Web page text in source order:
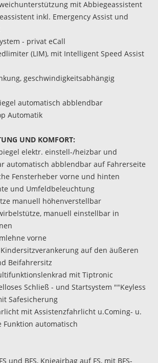
mit Abbiegeassistent
inkl. Emergency Assist und
- privat eCall
(LIM), mit Intelligent Speed Assist
geschwindigkeitsabhängig
automatisch abblendbar
Automatik
UND KOMFORT:
elektr. einstell-/heizbar und
automatisch abblendbar auf Fahrerseite
Fensterheber vorne und hinten
und Umfeldbeleuchtung
manuell höhenverstellbar
manuell einstellbar in
vorne
Kindersitzverankerung auf den äußeren
Beifahrersitz
mit Tiptronic
Schließ - und Startsystem ""Keyless
Safesicherung
mit Assistenzfahrlicht u.Coming- u.
Funktion automatisch
und BFS, Knieairbag auf FS, mit BFS-